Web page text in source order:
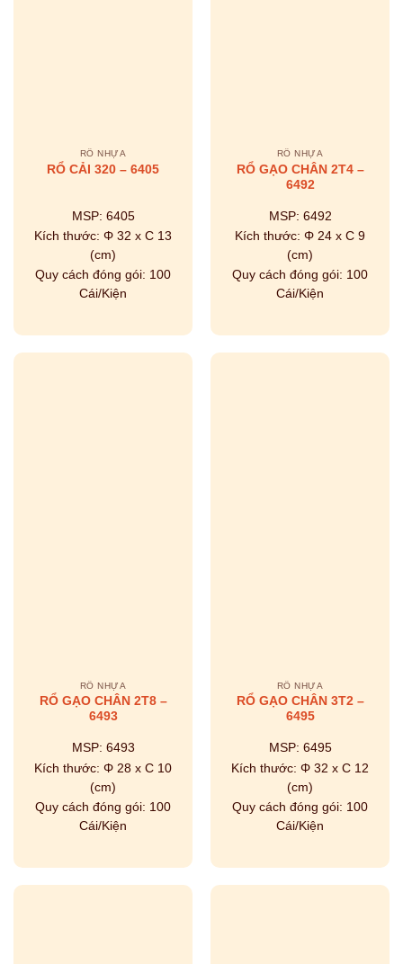
RỔ NHỰA
RỔ CẢI 320 – 6405
MSP: 6405
Kích thước: Φ 32 x C 13
(cm)
Quy cách đóng gói: 100
Cái/Kiện
RỔ NHỰA
RỔ GẠO CHÂN 2T4 –
6492
MSP: 6492
Kích thước: Φ 24 x C 9
(cm)
Quy cách đóng gói: 100
Cái/Kiện
RỔ NHỰA
RỔ GẠO CHÂN 2T8 –
6493
MSP: 6493
Kích thước: Φ 28 x C 10
(cm)
Quy cách đóng gói: 100
Cái/Kiện
RỔ NHỰA
RỔ GẠO CHÂN 3T2 –
6495
MSP: 6495
Kích thước: Φ 32 x C 12
(cm)
Quy cách đóng gói: 100
Cái/Kiện